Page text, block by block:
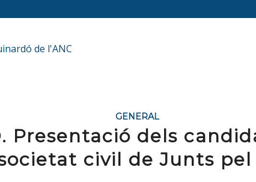
GENERAL
Presentació dels
civil de Junts pel